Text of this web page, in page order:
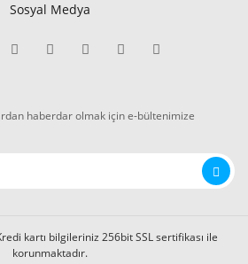
Sosyal Medya
haberdar olmak için e-bültenimize
kartı bilgileriniz 256bit SSL sertifikası ile
korunmaktadır.